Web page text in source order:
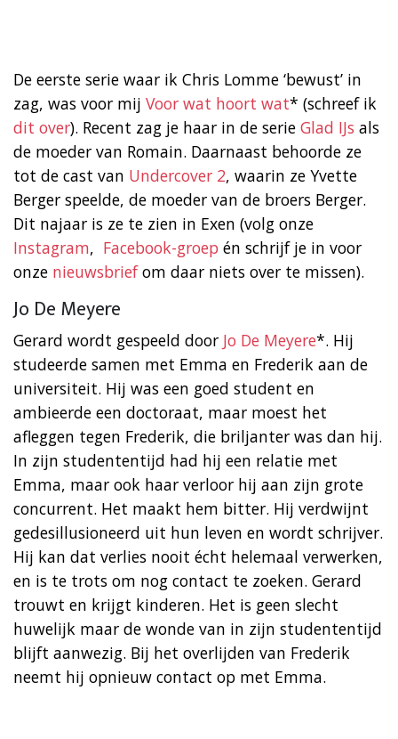
De eerste serie waar ik Chris Lomme ‘bewust’ in
zag, was voor mij Voor wat hoort wat* (schreef ik
dit over). Recent zag je haar in de serie Glad IJs als
de moeder van Romain. Daarnaast behoorde ze
tot de cast van Undercover 2, waarin ze Yvette
Berger speelde, de moeder van de broers Berger.
Dit najaar is ze te zien in Exen (volg onze
Instagram, Facebook-groep én schrijf je in voor
onze nieuwsbriefom daar niets over te missen).
Jo De Meyere
Gerard wordt gespeeld door Jo De Meyere*. Hij
studeerde samen met Emma en Frederik aan de
universiteit. Hij was een goed student en
ambieerde een doctoraat, maar moest het
afleggen tegen Frederik, die briljanter was dan hij.
In zijn studententijd had hij een relatie met
Emma, maar ook haar verloor hij aan zijn grote
concurrent. Het maakt hem bitter. Hij verdwijnt
gedesillusioneerd uit hun leven en wordt schrijver.
Hij kan dat verlies nooit écht helemaal verwerken,
en is te trots om nog contact te zoeken. Gerard
trouwt en krijgt kinderen. Het is geen slecht
huwelijk maar de wonde van in zijn studententijd
blijft aanwezig. Bij het overlijden van Frederik
neemt hij opnieuw contact op met Emma.